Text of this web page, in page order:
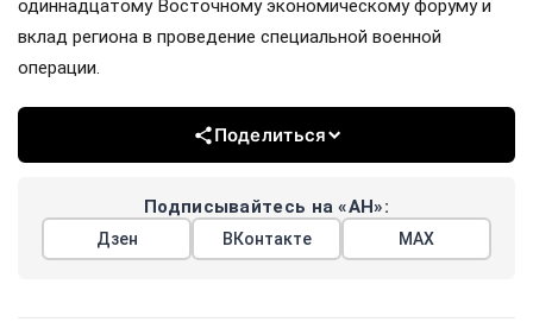
одиннадцатому Восточному экономическому форуму и
вклад региона в проведение специальной военной
операции.
Поделиться
Подписывайтесь на «АН»:
Дзен ВКонтакте МАХ